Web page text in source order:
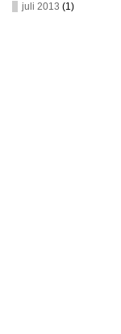
juli 2013 (1)